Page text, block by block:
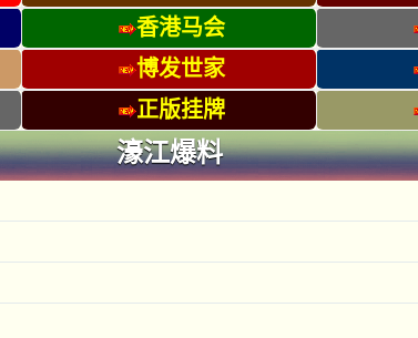
香港马会
博发世家
正版挂牌
濠江爆料